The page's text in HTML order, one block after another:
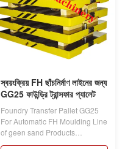
স্বয়ংক্রিয় FH ছাঁচনির্মাণ লাইনের জন্য
GG25 ফাউন্ড্রি ট্রান্সফার প্যালেট
Foundry Transfer Pallet GG25
For Automatic FH Moulding Line
of geen sand Products
description:...